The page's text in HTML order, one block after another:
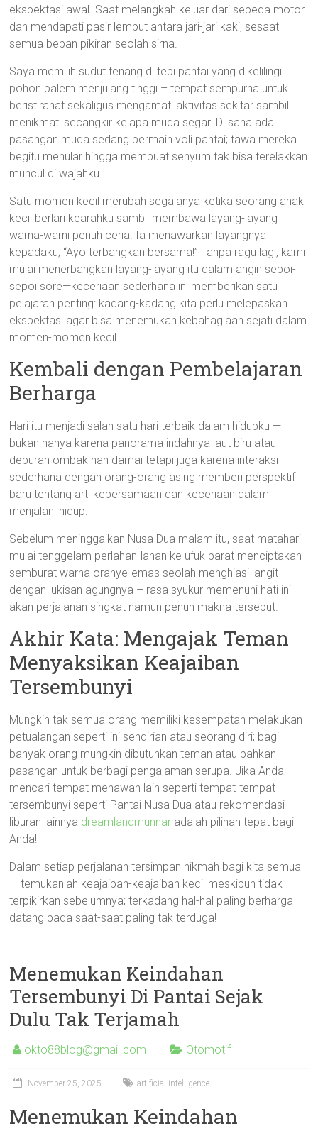
ekspektasi awal. Saat melangkah keluar dari sepeda motor
dan mendapati pasir lembut antara jari-jari kaki, sesaat
semua beban pikiran seolah sirna.
Saya memilih sudut tenang di tepi pantai yang dikelilingi
pohon palem menjulang tinggi – tempat sempurna untuk
beristirahat sekaligus mengamati aktivitas sekitar sambil
menikmati secangkir kelapa muda segar. Di sana ada
pasangan muda sedang bermain voli pantai; tawa mereka
begitu menular hingga membuat senyum tak bisa terelakkan
muncul di wajahku.
Satu momen kecil merubah segalanya ketika seorang anak
kecil berlari kearahku sambil membawa layang-layang
warna-warni penuh ceria. Ia menawarkan layangnya
kepadaku; “Ayo terbangkan bersama!” Tanpa ragu lagi, kami
mulai menerbangkan layang-layang itu dalam angin sepoi-
sepoi sore—keceriaan sederhana ini memberikan satu
pelajaran penting: kadang-kadang kita perlu melepaskan
ekspektasi agar bisa menemukan kebahagiaan sejati dalam
momen-momen kecil.
Kembali dengan Pembelajaran
Berharga
Hari itu menjadi salah satu hari terbaik dalam hidupku —
bukan hanya karena panorama indahnya laut biru atau
deburan ombak nan damai tetapi juga karena interaksi
sederhana dengan orang-orang asing memberi perspektif
baru tentang arti kebersamaan dan keceriaan dalam
menjalani hidup.
Sebelum meninggalkan Nusa Dua malam itu, saat matahari
mulai tenggelam perlahan-lahan ke ufuk barat menciptakan
semburat warna oranye-emas seolah menghiasi langit
dengan lukisan agungnya – rasa syukur memenuhi hati ini
akan perjalanan singkat namun penuh makna tersebut.
Akhir Kata: Mengajak Teman
Menyaksikan Keajaiban
Tersembunyi
Mungkin tak semua orang memiliki kesempatan melakukan
petualangan seperti ini sendirian atau seorang diri; bagi
banyak orang mungkin dibutuhkan teman atau bahkan
pasangan untuk berbagi pengalaman serupa. Jika Anda
mencari tempat menawan lain seperti tempat-tempat
tersembunyi seperti Pantai Nusa Dua atau rekomendasi
liburan lainnya dreamlandmunnar adalah pilihan tepat bagi
Anda!
Dalam setiap perjalanan tersimpan hikmah bagi kita semua
— temukanlah keajaiban-keajaiban kecil meskipun tidak
terpikirkan sebelumnya; terkadang hal-hal paling berharga
datang pada saat-saat paling tak terduga!
Menemukan Keindahan
Tersembunyi Di Pantai Sejak
Dulu Tak Terjamah
okto88blog@gmail.com Otomotif
November 25, 2025 artificial intelligence
Menemukan Keindahan